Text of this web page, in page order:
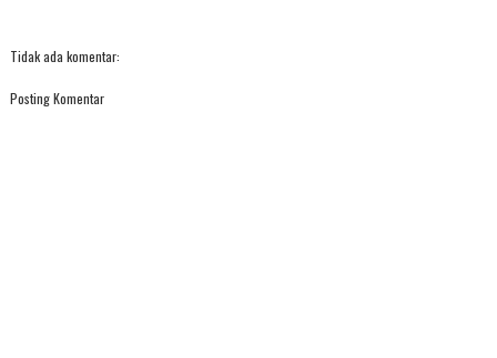
Tidak ada komentar:
Posting Komentar